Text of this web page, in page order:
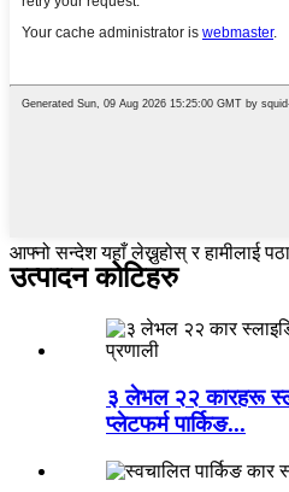
आफ्नो सन्देश यहाँ लेख्नुहोस् र हामीलाई
उत्पादन कोटिहरु
३ लेभल २२ कारहरू
प्लेटफर्म पार्किङ...